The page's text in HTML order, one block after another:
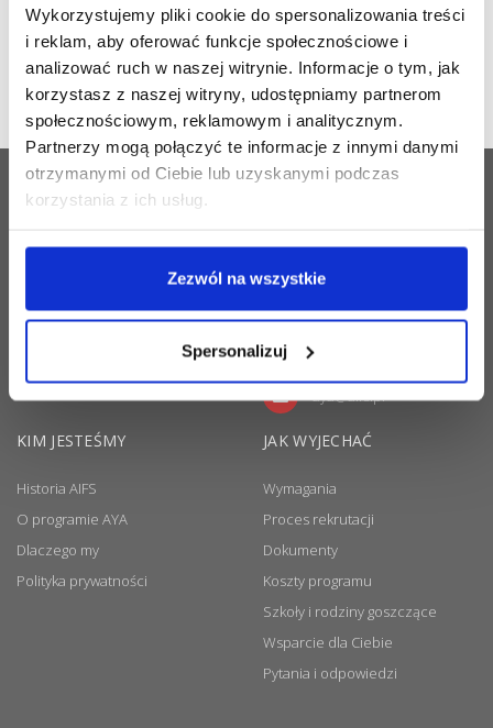
Wykorzystujemy pliki cookie do spersonalizowania treści
i reklam, aby oferować funkcje społecznościowe i
analizować ruch w naszej witrynie. Informacje o tym, jak
korzystasz z naszej witryny, udostępniamy partnerom
społecznościowym, reklamowym i analitycznym.
Partnerzy mogą połączyć te informacje z innymi danymi
otrzymanymi od Ciebie lub uzyskanymi podczas
korzystania z ich usług.
Zezwól na wszystkie
Spersonalizuj
czego potrzebujemy od Ciebie na początek, to esej na 500-1000
słów – szczegóły znajdziesz wtym artykule!
KIM JESTEŚMY
Historia AIFS
O programie AYA
Dlaczego my
Polityka prywatności
JAK WYJECHAĆ
Wymagania
Proces rekrutacji
Dokumenty
Koszty programu
Szkoły i rodziny goszczące
Wsparcie dla Ciebie
Pytania i odpowiedzi
Academic Year in
America
43 00-855 Warszawa
+48 22 101 00 22
aya@aifs.pl